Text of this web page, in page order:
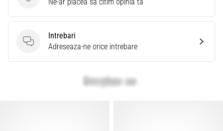
Intrebari
Intrebari
Adreseaza-ne orice intrebare